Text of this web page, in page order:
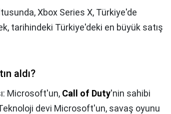
Xbox Series X, Türkiye'de
tarihindeki Türkiye'deki en büyük satış
aldı?
Microsoft'un, Call of Duty'nin sahibi
devi Microsoft'un, savaş oyunu